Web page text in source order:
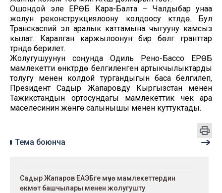
Ошондой эле ЕРӨБ Кара-Балта – Чалдыбар унаа
жолун реконструкциялоону колдоосу күтүлүүдө. Бул
Транскаспий эл аралык каттамына чыгууну камсыз
кылат. Каралган каржылоонун бир бөлүгү гранттар
түрүндө берилет.
Жолугушуунун соңунда Одиль Рено-Бассо ЕРӨБ
мамлекетти өнүктүрүүдө белгиленген артыкчылыктарды
толугу менен колдой тургандыгын баса белгилеп,
Президент Садыр Жапаровду Кыргызстан менен
Тажикстандын ортосундагы мамлекеттик чек ара
маселесинин жөнгө салынышы менен куттуктады.
Тема боюнча
Садыр Жапаров ЕАЭБге мүчө мамлекеттердин
өкмөт башчылары менен жолугушту